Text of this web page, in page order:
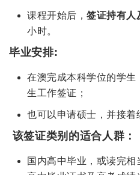
课程开始后，签证持有人
小时。
毕业安排:
在澳完成本科学位的学
生工作签证；
也可以申请硕士，并接着
该签证类别的适合人群：
国内高中毕业，或读完